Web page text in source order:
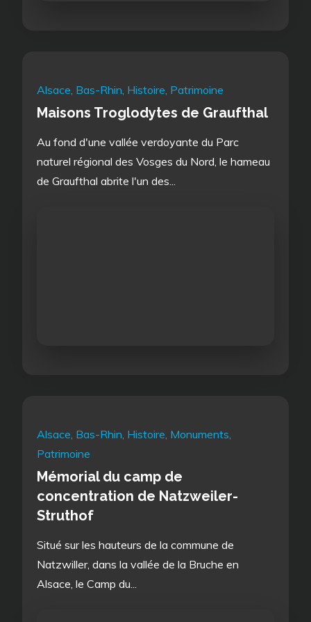
Alsace, Bas-Rhin, Histoire, Patrimoine
Maisons Troglodytes de Graufthal
Au fond d'une vallée verdoyante du Parc
naturel régional des Vosges du Nord, le hameau
de Graufthal abrite l'un des...
Alsace, Bas-Rhin, Histoire, Monuments,
Patrimoine
Mémorial du camp de
concentration de Natzweiler-
Struthof
Situé sur les hauteurs de la commune de
Natzwiller, dans la vallée de la Bruche en
Alsace, le Camp du...